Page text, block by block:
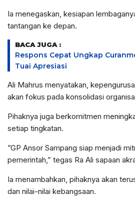
Ia menegaskan, kesiapan
tantangan ke depan.
BACA JUGA :
Respons Cepat Ungkap
Tuai Apresiasi
​Ali Mahrus menyatakan,
akan fokus pada konsolidasi
Pihaknya juga berkomitmen
setiap tingkatan.
​”GP Ansor Sampang siap menjadi
pemerintah,” tegas Ra Ali sapaan
​Ia menambahkan, pihaknya akan
dan nilai-nilai kebangsaan.